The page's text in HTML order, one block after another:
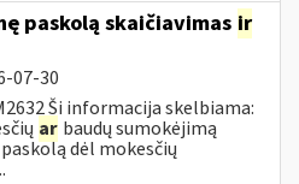
paskolą skaičiavimas ir
07-30
Ši informacija skelbiama:
ar baudų sumokėjimą
dėl mokesčių